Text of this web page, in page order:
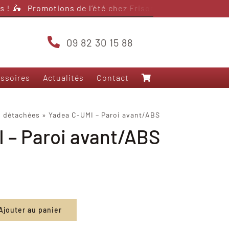
! 🛵 Promotions de l’été chez Frison Scooter –
09 82 30 15 88
Nos modèles 125
Frison T5000
Frison 3RS+
Yadea Fierider
Yadea Voltguard
Sarkcyber HC200
Actualités Contact
détachées » Yadea C-UMI – Paroi avant/ABS
– Paroi avant/ABS
au panier